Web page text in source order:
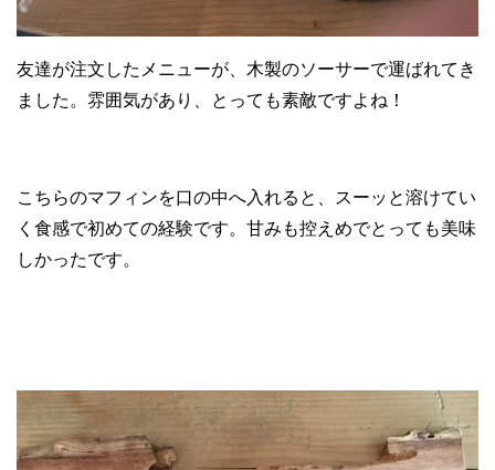
友達が注文したメニューが、木製のソーサーで運ばれてき
ました。雰囲気があり、とっても素敵ですよね！
こちらのマフィンを口の中へ入れると、スーッと溶けてい
く食感で初めての経験です。甘みも控えめでとっても美味
しかったです。